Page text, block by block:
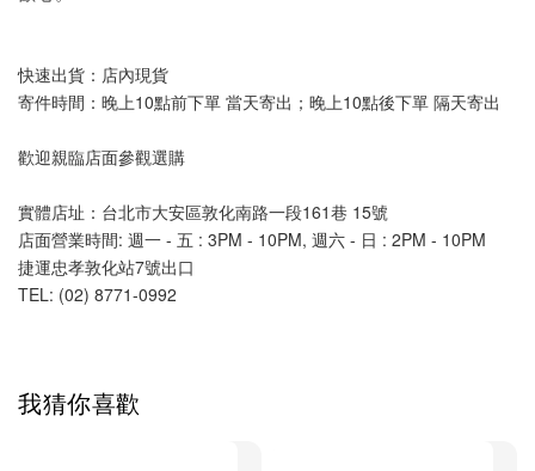
快速出貨：店內現貨
寄件時間：晚上10點前下單 當天寄出；晚上10點後下單 隔天寄出
歡迎親臨店面參觀選購
實體店址：台北市大安區敦化南路一段161巷 15號
店面營業時間: 週一 - 五 : 3PM - 10PM, 週六 - 日 : 2PM - 10PM
捷運忠孝敦化站7號出口
TEL: (02) 8771-0992
我猜你喜歡